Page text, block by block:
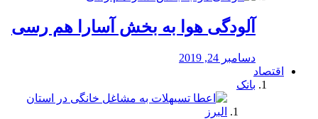
آلودگی هوا به بخش آسارا هم رسی
دسامبر 24, 2019
اقتصاد
بانک